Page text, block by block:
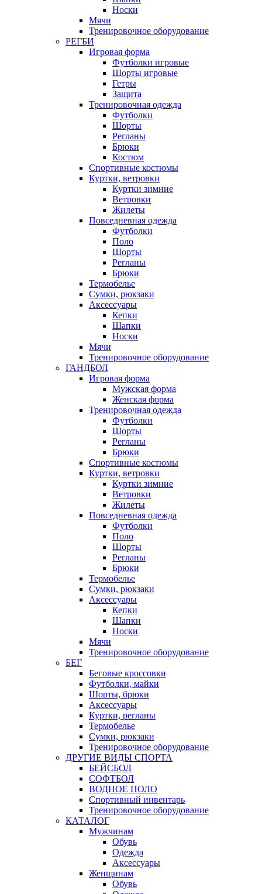
Носки
Мячи
Тренировочное оборудование
РЕГБИ
Игровая форма
Футболки игровые
Шорты игровые
Гетры
Защита
Тренировочная одежда
Футболки
Шорты
Регланы
Брюки
Костюм
Спортивные костюмы
Куртки, ветровки
Куртки зимние
Ветровки
Жилеты
Повседневная одежда
Футболки
Поло
Шорты
Регланы
Брюки
Термобелье
Сумки, рюкзаки
Аксессуары
Кепки
Шапки
Носки
Мячи
Тренировочное оборудование
ГАНДБОЛ
Игровая форма
Мужская форма
Женская форма
Тренировочная одежда
Футболки
Шорты
Регланы
Брюки
Спортивные костюмы
Куртки, ветровки
Куртки зимние
Ветровки
Жилеты
Повседневная одежда
Футболки
Поло
Шорты
Регланы
Брюки
Термобелье
Сумки, рюкзаки
Аксессуары
Кепки
Шапки
Носки
Мячи
Тренировочное оборудование
БЕГ
Беговые кроссовки
Футболки, майки
Шорты, брюки
Аксессуары
Куртки, регланы
Термобелье
Сумки, рюкзаки
Тренировочное оборудование
ДРУГИЕ ВИДЫ СПОРТА
БЕЙСБОЛ
СОФТБОЛ
ВОДНОЕ ПОЛО
Спортивный инвентарь
Тренировочное оборудование
КАТАЛОГ
Мужчинам
Обувь
Одежда
Аксессуары
Женщинам
Обувь